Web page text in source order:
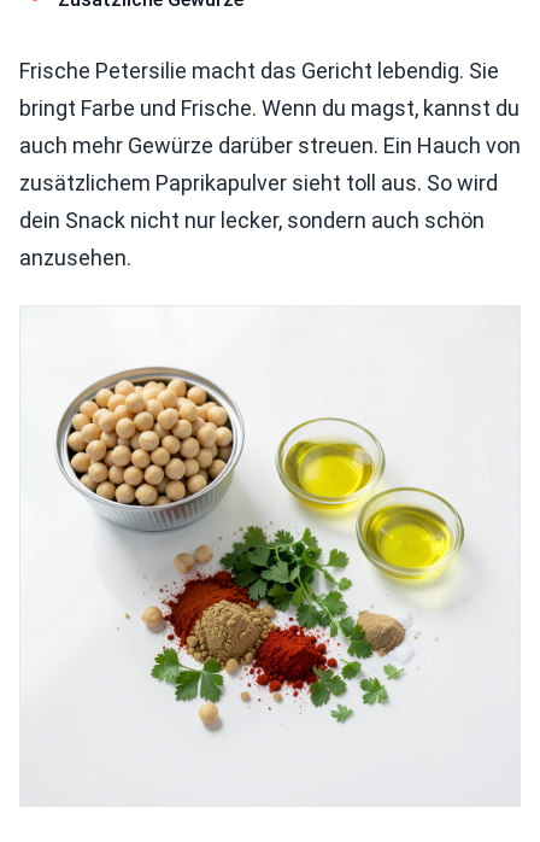
Frische Petersilie macht das Gericht lebendig. Sie
bringt Farbe und Frische. Wenn du magst, kannst du
auch mehr Gewürze darüber streuen. Ein Hauch von
zusätzlichem Paprikapulver sieht toll aus. So wird
dein Snack nicht nur lecker, sondern auch schön
anzusehen.